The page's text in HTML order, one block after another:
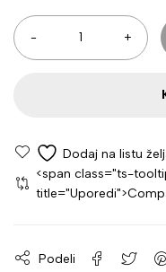
<span class="ts-
Podeli